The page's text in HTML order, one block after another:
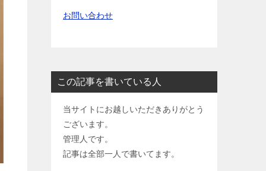
お問い合わせ
この記事を書いている人
当サイトにお越しいただきありがとう
ございます。
管理人です。
記事は全部一人で書いてます。